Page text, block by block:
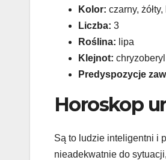
Kolor: czarny,
Liczba: 3
Roślina: lipa
Klejnot: chryzoberyl
Predyspozycje
Horoskop
Są to ludzie inteligentni i
nieadekwatnie do